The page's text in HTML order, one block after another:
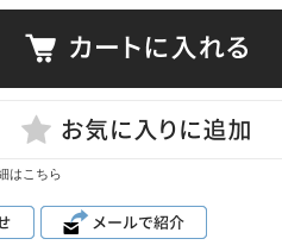
はこちら